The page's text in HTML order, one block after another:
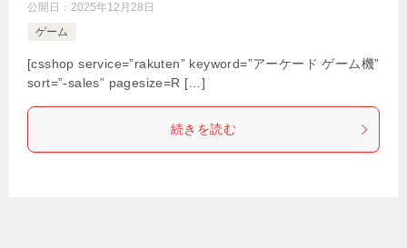
公開日： 2025年12月28日
ゲーム
[csshop service=”rakuten” keyword=”アーケード ゲーム機”
sort=”-sales” pagesize=R […]
続きを読む